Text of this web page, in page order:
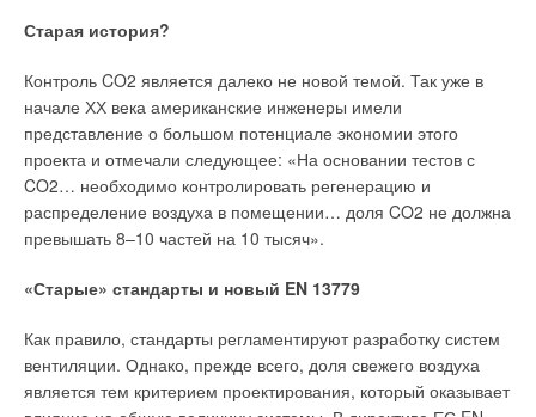
Старая история?
Контроль CO2 является далеко не новой темой. Так уже в
начале ХХ века американские инженеры имели
представление о большом потенциале экономии этого
проекта и отмечали следующее: «На основании тестов с
CO2… необходимо контролировать регенерацию и
распределение воздуха в помещении… доля CO2 не должна
превышать 8–10 частей на 10 тысяч».
«Старые» стандарты и новый EN 13779
Как правило, стандарты регламентируют разработку систем
вентиляции. Однако, прежде всего, доля свежего воздуха
является тем критерием проектирования, который оказывает
энергорасточительна. В сравнении с индустриально
тричетыре раза больше на единицу промышленной
продукции и в семь-восемь раз больше на один квадратный
метр жилой площади для обеспечения комфортного
проживания граждан.
Энергоемкость ВВП в России более чем в 2,5 раза выше, чем
в США, и в 3,5 раза — чем в Западной Европе. Эти
неконкурентоспособной на мировом рынке. Знаменитый
ведущие страны мира выбрали энергоэффективность и
ресурсосбережение одним из главных приоритетов
стратегии своего развития, перестройки экономики и всего
используемом для отопления домов.
«В странах Европы о проблемах “перетопов” ничего не
знают. Хотя оттепели у них возникают чаще, чем у нас.
Просто там используется погодозависимое
оборудование, которое в автоматическом режиме
регулирует температуру теплоносителя. Благодаря
этому в помещении создается не только комфортная
температура, но и экономятся значительные средства
Белов, заместитель директора отдела тепловой автоматики
государственной власти и управления.
Опыт реализации проектов в России наглядно показал